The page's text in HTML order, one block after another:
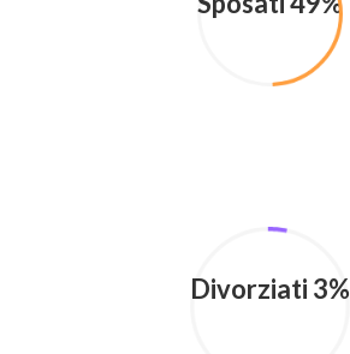
Divorziati 3%